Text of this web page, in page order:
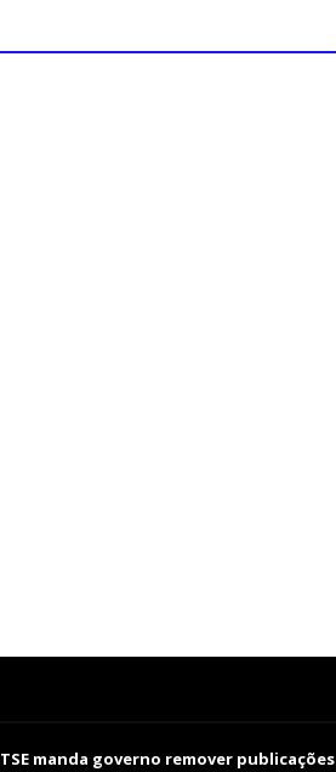
TSE manda governo remover publicações